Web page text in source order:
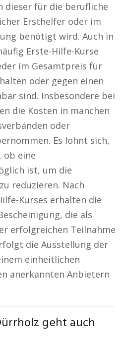
dieser für die berufliche
Ersthelfer oder im
benötigt wird. Auch in
Erste-Hilfe-Kurse
im Gesamtpreis für
oder gegen einen
sind. Insbesondere bei
die Kosten in manchen
oder
Es lohnt sich,
ob eine
ist, um die
reduzieren. Nach
Kurses erhalten die
die als
erfolgreichen Teilnahme
die Ausstellung der
einheitlichen
anerkannten Anbietern
geht auch